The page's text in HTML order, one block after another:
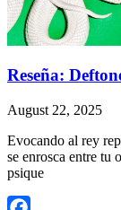
Reseña:
August 22, 2025
Evocando al rey
se enrosca entre tu
psique